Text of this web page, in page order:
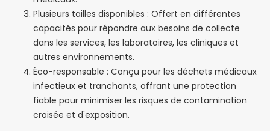
Plusieurs tailles disponibles : Offert en différentes
capacités pour répondre aux besoins de collecte
dans les services, les laboratoires, les cliniques et
autres environnements.
Éco-responsable : Conçu pour les déchets médicaux
infectieux et tranchants, offrant une protection
fiable pour minimiser les risques de contamination
croisée et d'exposition.